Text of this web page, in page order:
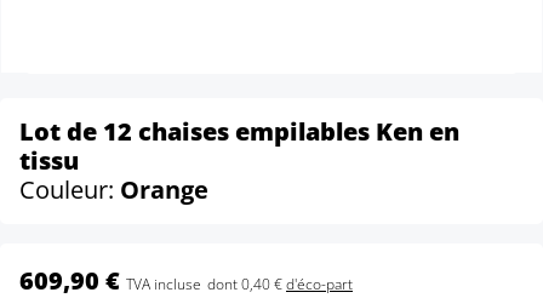
Lot de 12 chaises empilables Ken en
tissu
Couleur: Orange
609,90 € TVA incluse dont 0,40 €d'éco-part